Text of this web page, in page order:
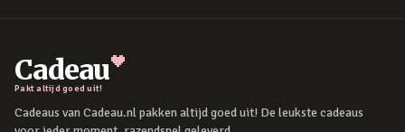
Cadeau
Pakt altijd goed uit!
Cadeaus van Cadeau.nl pakken altijd goed uit! De leukste cadeaus